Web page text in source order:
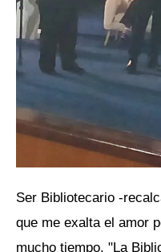
Ser Bibliotecario -
que me exalta el amor
mucho tiempo. "La